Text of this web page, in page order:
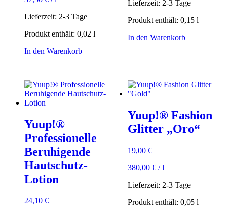
Lieferzeit: 2-3 Tage
Produkt enthält: 0,02 l
In den Warenkorb
Lieferzeit: 2-3 Tage
Produkt enthält: 0,15 l
In den Warenkorb
Yuup!®
Professionelle
Beruhigende
Hautschutz-
Lotion
24,10 €
Yuup!® Fashion
Glitter „Oro“
19,00 €
380,00 €/l
Lieferzeit: 2-3 Tage
Produkt enthält: 0,05 l